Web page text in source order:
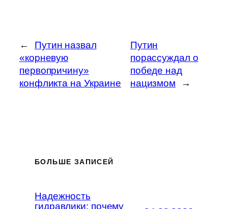
←
Путин назвал
«корневую
первопричину»
конфликта на Украине
Путин
порассуждал о
победе над
нацизмом
→
БОЛЬШЕ ЗАПИСЕЙ
Надежность
гидравлики: почему